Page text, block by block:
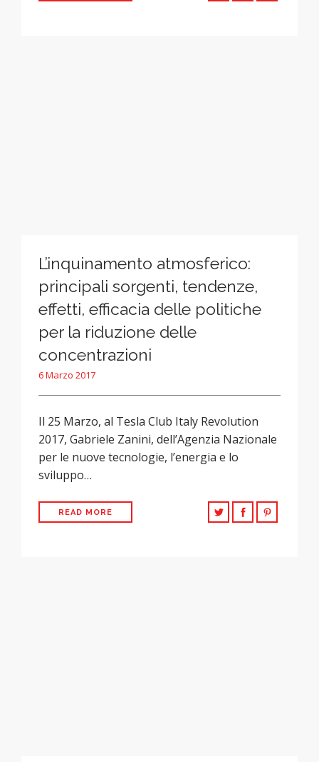
L’inquinamento atmosferico:
principali sorgenti, tendenze,
effetti, efficacia delle politiche
per la riduzione delle
concentrazioni
6 Marzo 2017
Il 25 Marzo, al Tesla Club Italy Revolution
2017, Gabriele Zanini, dell’Agenzia Nazionale
per le nuove tecnologie, l’energia e lo
sviluppo…
READ MORE